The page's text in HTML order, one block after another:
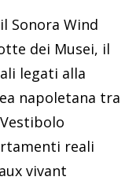
Sonora Wind
dei Musei, il
legati alla
napoletana tra
Vestibolo
reali
vivant